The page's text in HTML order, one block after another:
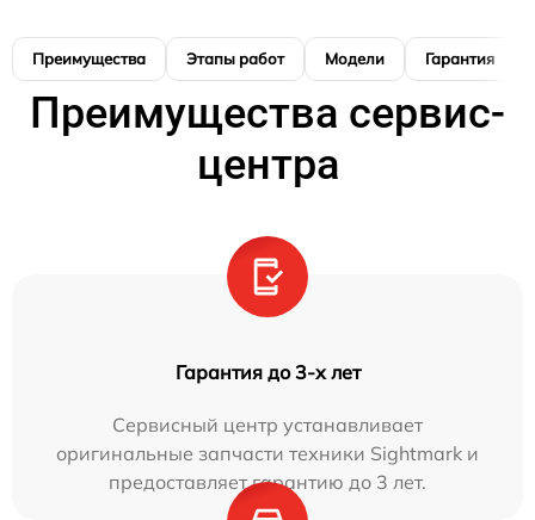
Преимущества Этапы работ Модели Гарантия
Преимущества сервис-
центра
Гарантия до 3-х лет
Сервисный центр устанавливает
оригинальные запчасти техники Sightmark и
предоставляет гарантию до 3 лет.